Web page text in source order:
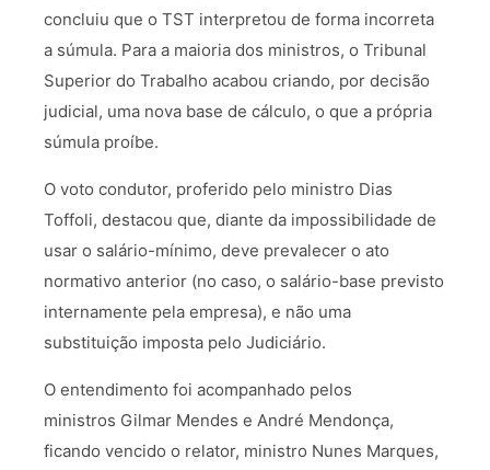
concluiu que o TST interpretou de forma incorreta
a súmula. Para a maioria dos ministros, o Tribunal
Superior do Trabalho acabou criando, por decisão
judicial, uma nova base de cálculo, o que a própria
súmula proíbe.
O voto condutor, proferido pelo ministro Dias
Toffoli, destacou que, diante da impossibilidade de
usar o salário-mínimo, deve prevalecer o ato
normativo anterior (no caso, o salário-base previsto
internamente pela empresa), e não uma
substituição imposta pelo Judiciário.
O entendimento foi acompanhado pelos
ministros Gilmar Mendes e André Mendonça,
ficando vencido o relator, ministro Nunes Marques,